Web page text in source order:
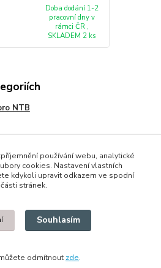
Doba dodání 1-2
pracovní dny v
rámci ČR ,
SKLADEM 2 ks
NTB
sběr cookies.
používání webu, analytické
cookies. Nastavení vlastních
kdykoli upravit odkazem ve spodní
části stránek.
Souhlasím
odmítnout zde.